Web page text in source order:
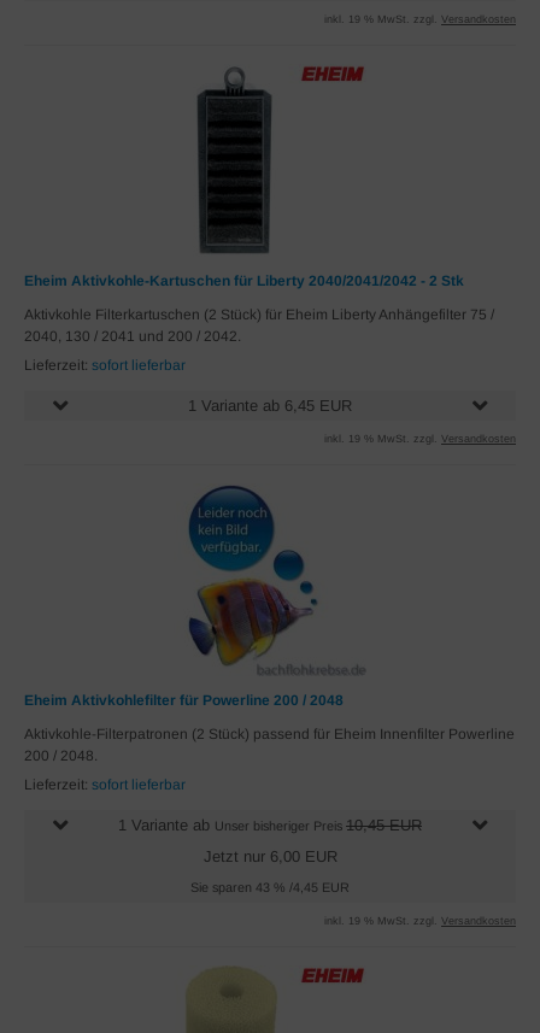
inkl. 19 % MwSt. zzgl. Versandkosten
Eheim Aktivkohle-Kartuschen für Liberty 2040/2041/2042 - 2 Stk
Aktivkohle Filterkartuschen (2 Stück) für Eheim Liberty Anhängefilter 75 /
2040, 130 / 2041 und 200 / 2042.
Lieferzeit: sofort lieferbar
1 Variante ab 6,45 EUR
inkl. 19 % MwSt. zzgl. Versandkosten
Eheim Aktivkohlefilter für Powerline 200 / 2048
Aktivkohle-Filterpatronen (2 Stück) passend für Eheim Innenfilter Powerline
200 / 2048.
Lieferzeit: sofort lieferbar
1 Variante ab Unser bisheriger Preis 10,45 EUR
Jetzt nur 6,00 EUR
Sie sparen 43 % /4,45 EUR
inkl. 19 % MwSt. zzgl. Versandkosten